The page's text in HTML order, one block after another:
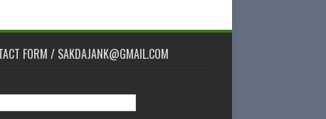
FORM / SAKDAJANK@GMAIL.COM